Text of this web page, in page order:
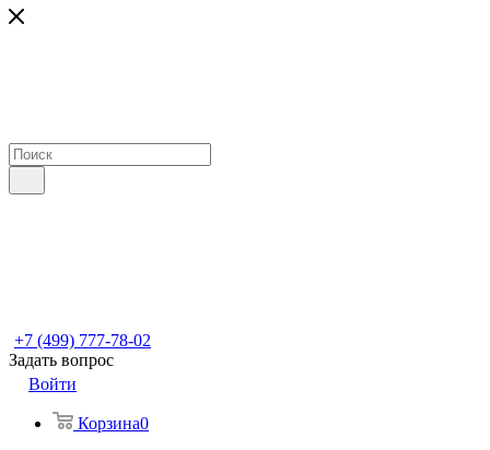
+7 (499) 777-78-02
Задать вопрос
Войти
Корзина0